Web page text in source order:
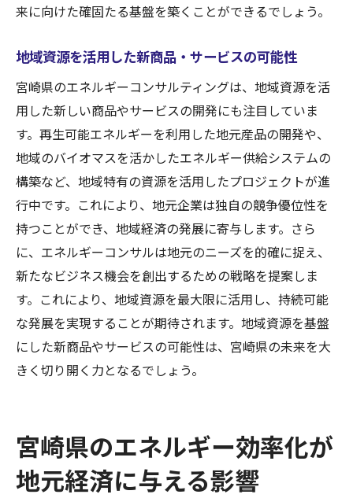
来に向けた確固たる基盤を築くことができるでしょう。
地域資源を活用した新商品・サービスの可能性
宮崎県のエネルギーコンサルティングは、地域資源を活
用した新しい商品やサービスの開発にも注目していま
す。再生可能エネルギーを利用した地元産品の開発や、
地域のバイオマスを活かしたエネルギー供給システムの
構築など、地域特有の資源を活用したプロジェクトが進
行中です。これにより、地元企業は独自の競争優位性を
持つことができ、地域経済の発展に寄与します。さら
に、エネルギーコンサルは地元のニーズを的確に捉え、
新たなビジネス機会を創出するための戦略を提案しま
す。これにより、地域資源を最大限に活用し、持続可能
な発展を実現することが期待されます。地域資源を基盤
にした新商品やサービスの可能性は、宮崎県の未来を大
きく切り開く力となるでしょう。
宮崎県のエネルギー効率化が
地元経済に与える影響